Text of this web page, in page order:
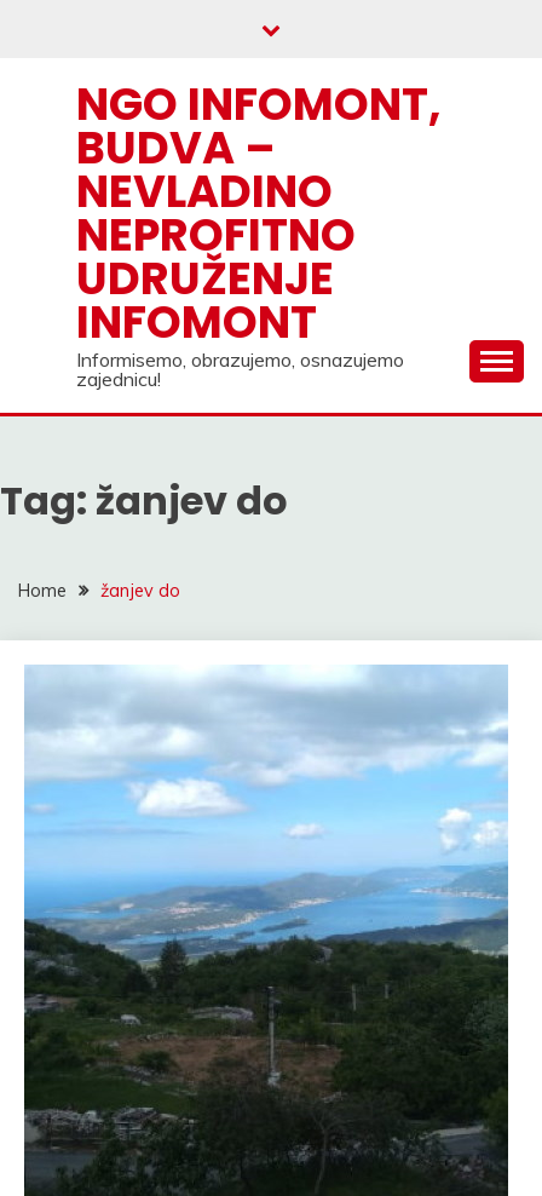
NGO INFOMONT,
BUDVA –
NEVLADINO
NEPROFITNO
UDRUŽENJE
INFOMONT
Informisemo, obrazujemo, osnazujemo
zajednicu!
Tag: žanjev do
Home žanjev do